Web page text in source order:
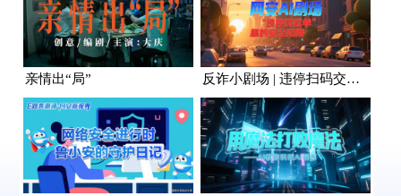
亲情出“局” 反诈小剧场 | 违停扫码交罚款？且慢！